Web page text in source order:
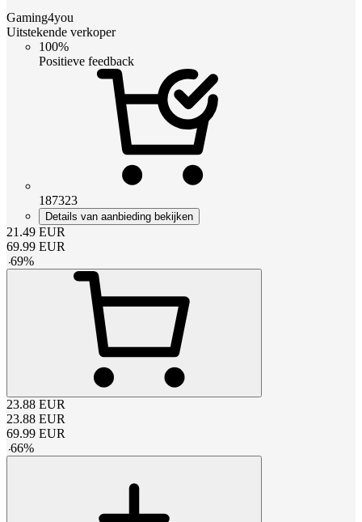
Gaming4you
Uitstekende verkoper
100%
Positieve feedback
187323
Details van aanbieding bekijken
21.49 EUR
69.99 EUR
-69%
23.88 EUR
23.88 EUR
69.99 EUR
-66%